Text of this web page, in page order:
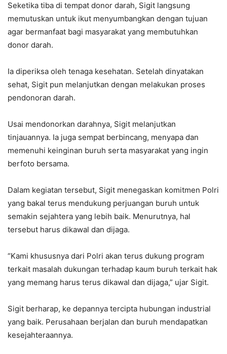
Seketika tiba di tempat donor darah, Sigit langsung
memutuskan untuk ikut menyumbangkan dengan tujuan
agar bermanfaat bagi masyarakat yang membutuhkan
donor darah.
Ia diperiksa oleh tenaga kesehatan. Setelah dinyatakan
sehat, Sigit pun melanjutkan dengan melakukan proses
pendonoran darah.
Usai mendonorkan darahnya, Sigit melanjutkan
tinjauannya. Ia juga sempat berbincang, menyapa dan
memenuhi keinginan buruh serta masyarakat yang ingin
berfoto bersama.
Dalam kegiatan tersebut, Sigit menegaskan komitmen Polri
yang bakal terus mendukung perjuangan buruh untuk
semakin sejahtera yang lebih baik. Menurutnya, hal
tersebut harus dikawal dan dijaga.
“Kami khususnya dari Polri akan terus dukung program
terkait masalah dukungan terhadap kaum buruh terkait hak
yang memang harus terus dikawal dan dijaga,” ujar Sigit.
Sigit berharap, ke depannya tercipta hubungan industrial
yang baik. Perusahaan berjalan dan buruh mendapatkan
kesejahteraannya.